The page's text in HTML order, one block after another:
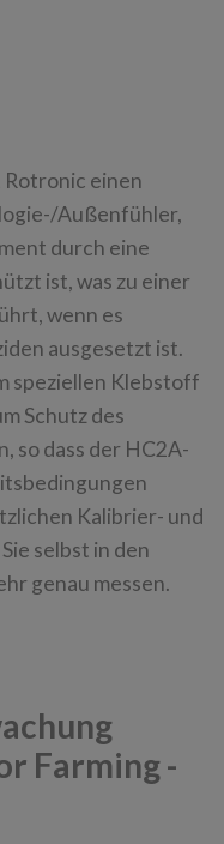
Rotronic einen
Außenfühler,
durch eine
ist, was zu einer
wenn es
ausgesetzt ist.
speziellen Klebstoff
Schutz des
so dass der HC2A-
Kalibrier- und
selbst in den
genau messen.
Farming -